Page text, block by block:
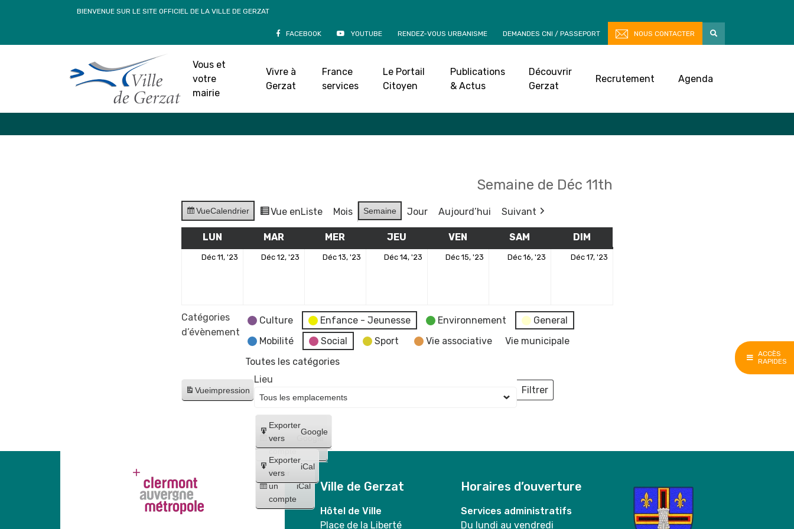
ACCÈS
RAPIDES
BIENVENUE SUR LE SITE OFFICIEL DE LA VILLE DE GERZAT
FACEBOOK YOUTUBE RENDEZ-VOUS URBANISME DEMANDES CNI / PASSEPORT NOUS CONTACTER
Vous et
votre
mairie
Vivre à
Gerzat
France
services
Le Portail
Citoyen
Publications
& Actus
Découvrir
Gerzat
Recrutement Agenda
Accueil»Agenda
Semaine de Déc 11th
VueCalendrier Vue enListe Mois Semaine Jour Aujourd’hui Suivant
LUN MARMARDI MER MERCREDIJEU VEN VENDREDISAM DIM
Déc 11, '23 Déc 12, '23 Déc 13, '23 Déc 14, '23 Déc 15, '23 Déc 16, '23 Déc 17, '23
Catégories
d’évènement
Culture Enfance - Jeunesse Environnement
General
Mobilité
Social Sport Vie associative
Vie municipale
Toutes les catégories
Vueimpression
Créer
un
compte
Google
Créer
un
compte
iCal
Exporter
vers
Google
Exporter
vers
iCal
Lieu
Filtrer
Lieux
Ville de Gerzat
Hôtel de Ville
Place de la Liberté
Horaires d’ouverture
Services administratifs
Du lundi au vendredi